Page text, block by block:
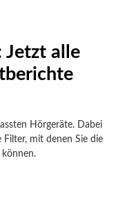
Jetzt alle
Hörgeräte. Dabei
Filter, mit denen Sie die
können.